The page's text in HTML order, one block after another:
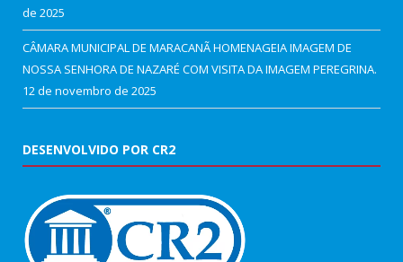
de 2025
CÂMARA MUNICIPAL DE MARACANÃ HOMENAGEIA IMAGEM DE
NOSSA SENHORA DE NAZARÉ COM VISITA DA IMAGEM PEREGRINA.
12 de novembro de 2025
DESENVOLVIDO POR CR2